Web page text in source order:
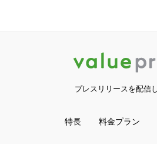
プレスリリースを配信
特長 料金プラン